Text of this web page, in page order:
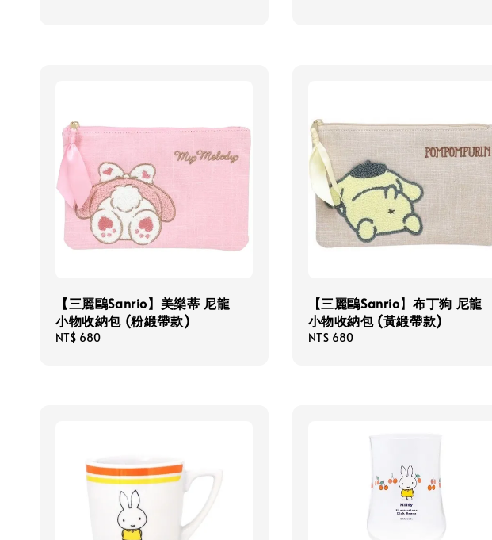
【三麗鷗Sanrio】美樂蒂 尼龍
小物收納包 (粉緞帶款)
Regular
NT$ 680
【三麗鷗Sanrio】布丁狗 尼龍
小物收納包 (黃緞帶款)
Regular
NT$ 680